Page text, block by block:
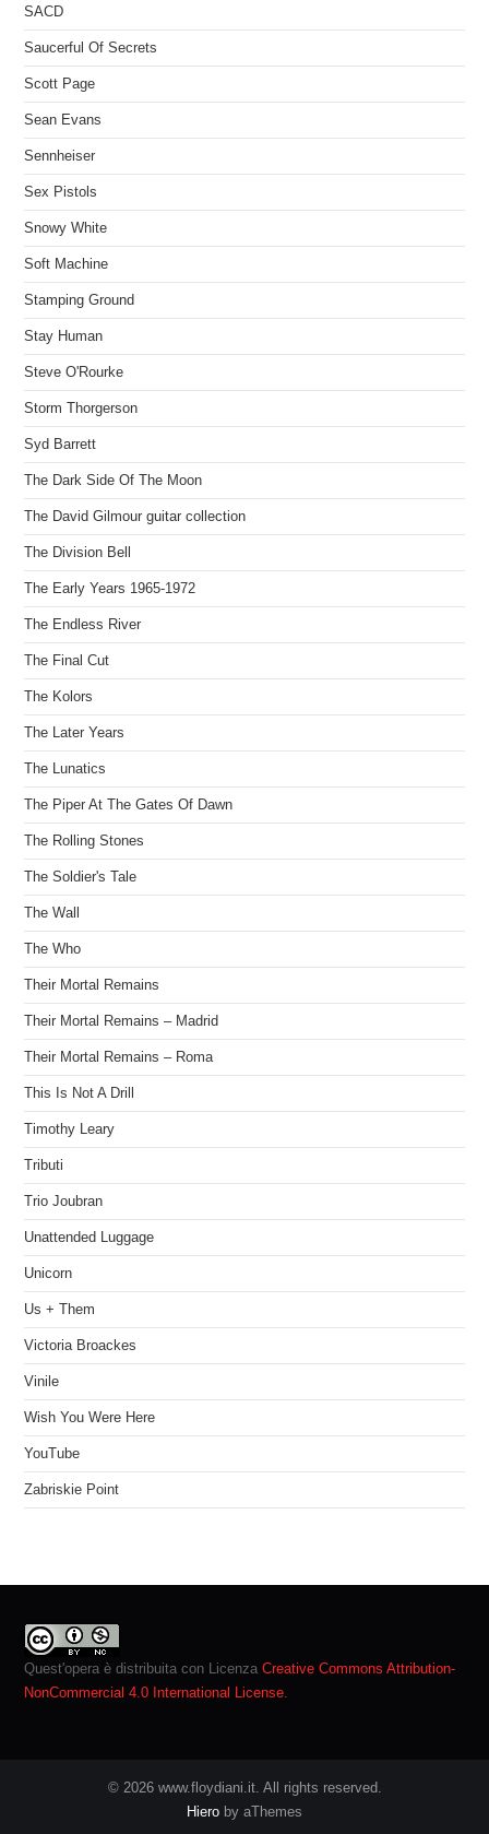
SACD
Saucerful Of Secrets
Scott Page
Sean Evans
Sennheiser
Sex Pistols
Snowy White
Soft Machine
Stamping Ground
Stay Human
Steve O'Rourke
Storm Thorgerson
Syd Barrett
The Dark Side Of The Moon
The David Gilmour guitar collection
The Division Bell
The Early Years 1965-1972
The Endless River
The Final Cut
The Kolors
The Later Years
The Lunatics
The Piper At The Gates Of Dawn
The Rolling Stones
The Soldier's Tale
The Wall
The Who
Their Mortal Remains
Their Mortal Remains – Madrid
Their Mortal Remains – Roma
This Is Not A Drill
Timothy Leary
Tributi
Trio Joubran
Unattended Luggage
Unicorn
Us + Them
Victoria Broackes
Vinile
Wish You Were Here
YouTube
Zabriskie Point
Quest'opera è distribuita con LicenzaCreative Commons Attribution-
NonCommercial 4.0 International License.
© 2026 www.floydiani.it. All rights reserved.
Hiero by aThemes